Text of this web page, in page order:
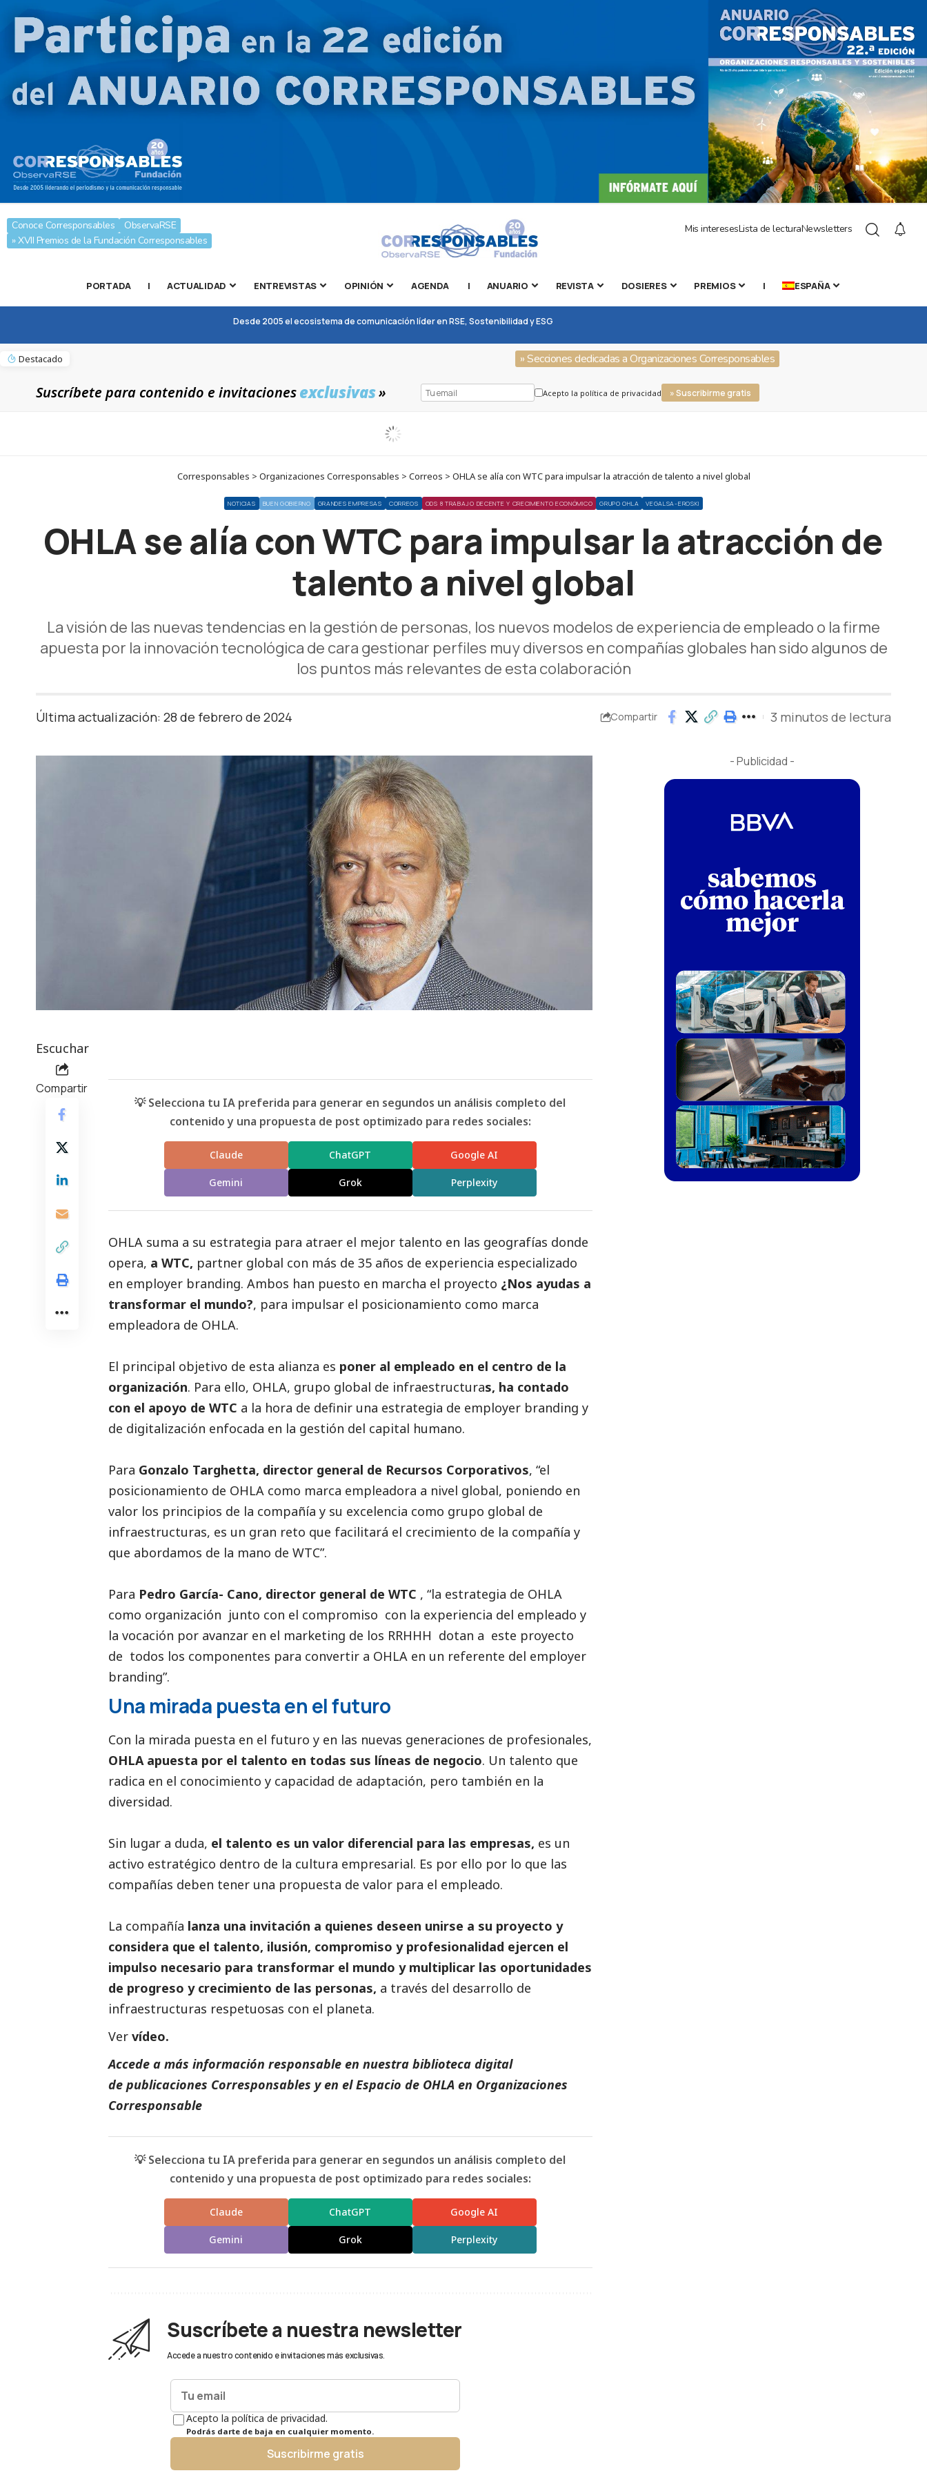
Conoce Corresponsables
ObservaRSE
» XVII Premios de la Fundación Corresponsables
Mis interesesLista de lecturaNewsletters
PORTADA | ACTUALIDAD ENTREVISTAS OPINIÓN AGENDA | ANUARIO REVISTA DOSIERES PREMIOS | ESPAÑA
Desde 2005 el ecosistema de comunicación líder en RSE, Sostenibilidad y ESG
Destacado » Secciones dedicadas a Organizaciones Corresponsables
Suscríbete para contenido e invitacionesexclusivas» Acepto la política de privacidad » Suscribirme gratis
Corresponsables > Organizaciones Corresponsables > Correos > OHLA se alía con WTC para impulsar la atracción de talento a nivel global
NOTICIAS BUEN GOBIERNO GRANDES EMPRESAS CORREOS ODS 8 TRABAJO DECENTE Y CRECIMIENTO ECONÓMICO GRUPO OHLA VEGALSA-EROSKI
OHLA se alía con WTC para impulsar la atracción de
talento a nivel global
La visión de las nuevas tendencias en la gestión de personas, los nuevos modelos de experiencia de empleado o la firme
apuesta por la innovación tecnológica de cara gestionar perfiles muy diversos en compañías globales han sido algunos de
los puntos más relevantes de esta colaboración
Última actualización: 28 de febrero de 2024 Compartir 3 minutos de lectura
Escuchar
Compartir
💡 Selecciona tu IA preferida para generar en segundos un análisis completo del
contenido y una propuesta de post optimizado para redes sociales:
Claude ChatGPT Google AI
Gemini Grok Perplexity
OHLA suma a su estrategia para atraer el mejor talento en las geografías donde
opera, a WTC, partner global con más de 35 años de experiencia especializado
en employer branding. Ambos han puesto en marcha el proyecto ¿Nos ayudas a
transformar el mundo?, para impulsar el posicionamiento como marca
empleadora de OHLA.
El principal objetivo de esta alianza es poner al empleado en el centro de la
organización. Para ello, OHLA, grupo global de infraestructuras, ha contado
con el apoyo de WTC a la hora de definir una estrategia de employer branding y
de digitalización enfocada en la gestión del capital humano.
Para Gonzalo Targhetta, director general de Recursos Corporativos, “el
posicionamiento de OHLA como marca empleadora a nivel global, poniendo en
valor los principios de la compañía y su excelencia como grupo global de
infraestructuras, es un gran reto que facilitará el crecimiento de la compañía y
que abordamos de la mano de WTC”.
Para Pedro García- Cano, director general de WTC , “la estrategia de OHLA
como organización junto con el compromiso con la experiencia del empleado y
la vocación por avanzar en el marketing de los RRHHH dotan a este proyecto
de todos los componentes para convertir a OHLA en un referente del employer
branding”.
Una mirada puesta en el futuro
Con la mirada puesta en el futuro y en las nuevas generaciones de profesionales,
OHLA apuesta por el talento en todas sus líneas de negocio. Un talento que
radica en el conocimiento y capacidad de adaptación, pero también en la
diversidad.
Sin lugar a duda, el talento es un valor diferencial para las empresas, es un
activo estratégico dentro de la cultura empresarial. Es por ello por lo que las
compañías deben tener una propuesta de valor para el empleado.
La compañía lanza una invitación a quienes deseen unirse a su proyecto y
considera que el talento, ilusión, compromiso y profesionalidad ejercen el
impulso necesario para transformar el mundo y multiplicar las oportunidades
de progreso y crecimiento de las personas, a través del desarrollo de
infraestructuras respetuosas con el planeta.
Ver vídeo.
Accede a más información responsable en nuestra biblioteca digital
de publicaciones Corresponsables y en el Espacio de OHLA en Organizaciones
Corresponsable
💡 Selecciona tu IA preferida para generar en segundos un análisis completo del
contenido y una propuesta de post optimizado para redes sociales:
Claude ChatGPT Google AI
Gemini Grok Perplexity
Suscríbete a nuestra newsletter
Accede a nuestro contenido e invitaciones más exclusivas.
Acepto la política de privacidad.
Podrás darte de baja en cualquier momento.
Suscribirme gratis
- Publicidad -